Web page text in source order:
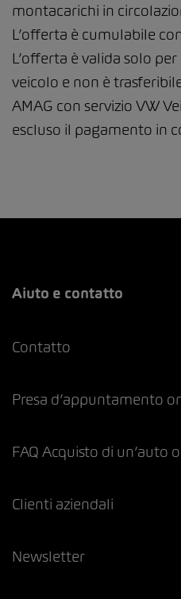
montacarichi in
L’offerta è cumulabile
L’offerta è valida solo
veicolo e non è
AMAG con servizio VW
escluso il pagamento in
Aiuto e contatto
Contatto
Presa d’appuntamento
FAQ Acquisto di un’auto
Clienti aziendali
Newsletter